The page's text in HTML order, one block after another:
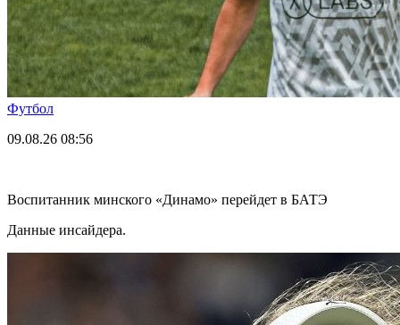
Футбол
09.08.26 08:56
Воспитанник минского «Динамо» перейдет в БАТЭ
Данные инсайдера.